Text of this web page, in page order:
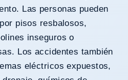
Las personas pueden
pisos resbalosos,
inseguros o
Los accidentes también
eléctricos expuestos,